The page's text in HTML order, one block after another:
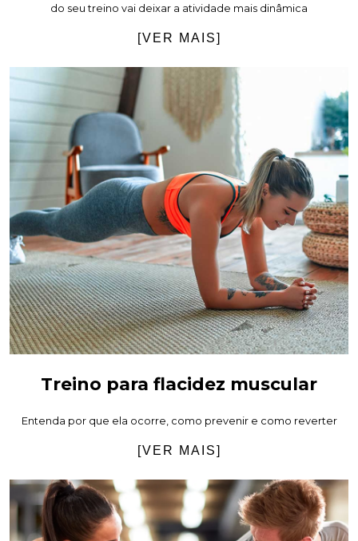
do seu treino vai deixar a atividade mais dinâmica
[VER MAIS]
Treino para flacidez muscular
Entenda por que ela ocorre, como prevenir e como reverter
[VER MAIS]